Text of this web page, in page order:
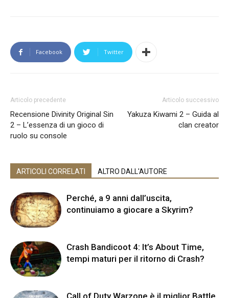
Facebook Twitter
Articolo precedente
Recensione Divinity Original Sin
2 – L’essenza di un gioco di
ruolo su console
Articolo successivo
Yakuza Kiwami 2 – Guida al
clan creator
ARTICOLI CORRELATI ALTRO DALL'AUTORE
Perché, a 9 anni dall’uscita,
continuiamo a giocare a Skyrim?
Crash Bandicoot 4: It’s About Time,
tempi maturi per il ritorno di Crash?